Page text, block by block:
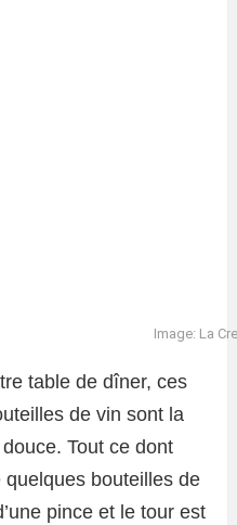
Image: La
table de dîner, ces
de vin sont la
Tout ce dont
quelques bouteilles de
pince et le tour est